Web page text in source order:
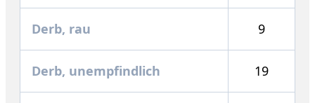
Derb, rau 9
Derb, unempfindlich 19